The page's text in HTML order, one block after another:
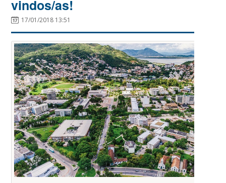
vindos/as!
17/01/2018 13:51